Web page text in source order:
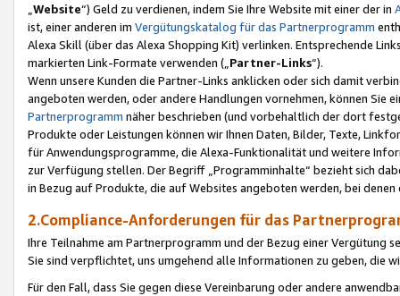
Website“) Geld zu verdienen, indem Sie Ihre Website mit einer der in
ist, einer anderen im Vergütungskatalog für das Partnerprogramm
Alexa Skill (über das Alexa Shopping Kit) verlinken. Entsprechende
markierten Link-Formate verwenden („ Partner-Links“).
Wenn unsere Kunden die Partner-Links anklicken oder sich damit
angeboten werden, oder andere Handlungen vornehmen, können Sie
Partnerprogramm näher beschrieben (und vorbehaltlich der dort
Produkte oder Leistungen können wir Ihnen Daten, Bilder, Texte,
für Anwendungsprogramme, die Alexa-Funktionalität und weitere
zur Verfügung stellen. Der Begriff „Programminhalte“ bezieht sich
in Bezug auf Produkte, die auf Websites angeboten werden, bei
2.Compliance-Anforderungen für das
Ihre Teilnahme am Partnerprogramm und der Bezug einer Vergütung
Sie sind verpflichtet, uns umgehend alle Informationen zu geben, die
Für den Fall, dass Sie gegen diese Vereinbarung oder andere